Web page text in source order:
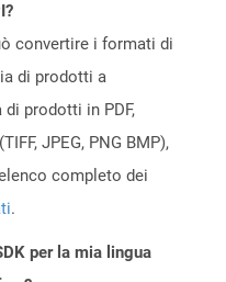
convertire i formati di
di prodotti a
prodotti in PDF,
JPEG, PNG BMP),
completo dei
.
per la mia lingua